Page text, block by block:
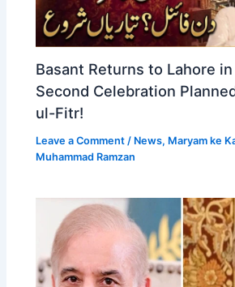
Basant Returns to Lahore
Second Celebration
ul-Fitr!
Leave a Comment / News, Maryam ke
Muhammad Ramzan